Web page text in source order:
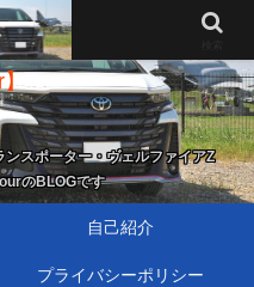
40系ヴェルファイア Z
スポーター・ヴェルファイアZ
のBLOGです
自己紹介
プライバシーポリシー